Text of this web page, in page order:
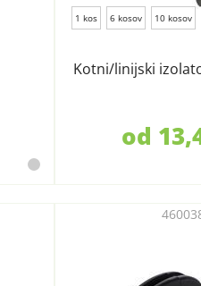
1 kos 6 kosov 10 kosov
Kotni/linijski
od